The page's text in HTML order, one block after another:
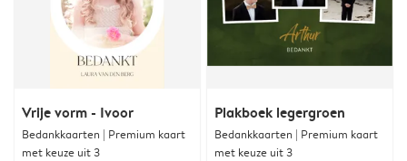
Vrije vorm - Ivoor
Bedankkaarten | Premium kaart
met keuze uit 3
Plakboek legergroen
Bedankkaarten | Premium kaart
met keuze uit 3